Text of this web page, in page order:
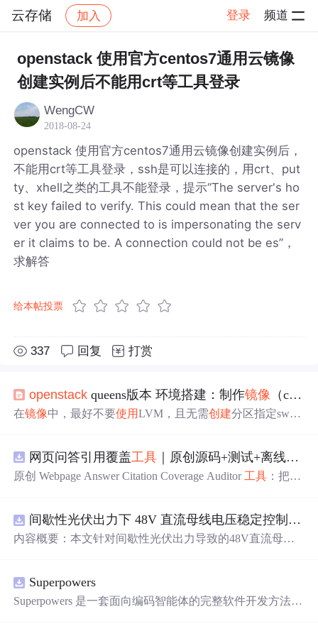
云存储 加入 登录 频道
云存储 帖子详情
openstack 使用官方centos7通用云镜像
创建实例后不能用crt等工具登录
WengCW
2018-08-24
openstack 使用官方centos7通用云镜像创建实例后，
不能用crt等工具登录，ssh是可以连接的，用crt、put
ty、xhell之类的工具不能登录，提示“The server's ho
st key failed to verify. This could mean that the ser
ver you are connected to is impersonating the serv
er it claims to be. A connection could not be es”，
求解答
给本帖投票
337 回复 打赏
openstack queens版本 环境搭建：制作镜像 （centos）
在镜像中，最好不要使用LVM，且无需创建分区指定swa
（一般到这里，我们关闭虚拟机，其image我就可以使用
了，但是为了配合云化，远没有完成） Install the ACPI serv
网页问答引用覆盖工具 ｜原创源码+测试+离线报告
原创 Webpage Answer Citation Coverage Auditor 工具 ：把网
L/SVG报告、测试与示例。压缩包包含完整源码、3项自动
化测试、可复现示例、HTML/JSON/SVG离线报告、1080×
复核；Node.js 18+可直接运行，零第三方运行依赖。
间歇性光伏出力下 48V 直流母线电压稳定控制及储能双向充放电闭环调控体系研究（Simulink仿真实现）
内容概要：本文针对间歇性光伏出力导致的48V直流母线
电压稳定控制。通过Simulink搭建包含光伏阵列、Boost DC
-DC变换器、负载、双向DC-DC变换器及锂离子电池的完
Superpowers
Superpowers 是一套面向编码智能体的完整软件开发方法，